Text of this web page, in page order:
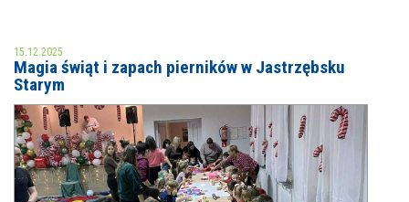
MOJE KONTO
AKTUALNOŚCI
NAJBLIŻSZE WYDARZENIA
WYDARZENIA BIEŻĄCE
NASZA OFERTA
STREFA WIEDZY O REGIONIE
15.12.2025
Magia świąt i zapach pierników w Jastrzębsku
Starym